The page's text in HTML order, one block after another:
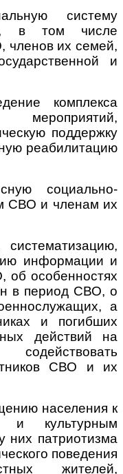
систему
в том числе
членов их семей,
и
комплекса
мероприятий,
поддержку
реабилитацию
социально-
СВО и членам их
информации и
об особенностях
в период СВО, о
а
и погибших
действий на
СВО и их
населения к
и культурным
них патриотизма
поведения
жителей,